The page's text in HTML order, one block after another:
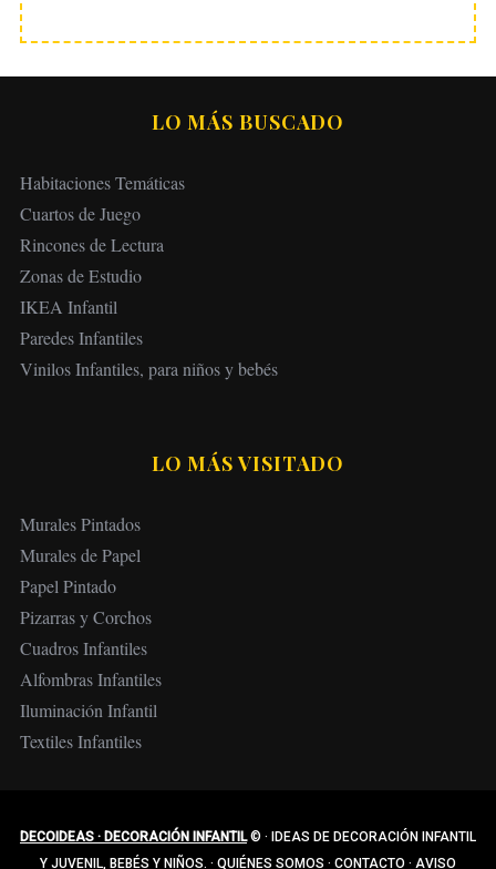
LO MÁS BUSCADO
Habitaciones Temáticas
Cuartos de Juego
Rincones de Lectura
Zonas de Estudio
IKEA Infantil
Paredes Infantiles
Vinilos Infantiles, para niños y bebés
LO MÁS VISITADO
Murales Pintados
Murales de Papel
Papel Pintado
Pizarras y Corchos
Cuadros Infantiles
Alfombras Infantiles
Iluminación Infantil
Textiles Infantiles
DECOIDEAS · DECORACIÓN INFANTIL© · IDEAS DE DECORACIÓN INFANTIL
Y JUVENIL, BEBÉS Y NIÑOS. · QUIÉNES SOMOS · CONTACTO · AVISO